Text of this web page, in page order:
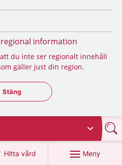
regional information
du inte ser regionalt innehåll
gäller just din region.
Stäng regionsväljaren
Stäng
Hitta vård
på 1177.se
Meny